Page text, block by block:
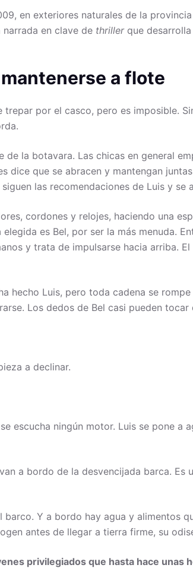
en exteriores naturales de la
narrada en clave de thriller que
a flote
trepar por el casco, pero es imposible.
la botavara. Las chicas en general
dice que se abracen y mantengan
las recomendaciones de Luis y se
cordones y relojes, haciendo una
es Bel, por ser la más menuda.
y trata de impulsarse hacia arriba.
hecho Luis, pero toda cadena se
Los dedos de Bel casi pueden
a declinar.
escucha ningún motor. Luis se pone a
a bordo de la desvencijada barca. Es
Y a bordo hay agua y alimentos
antes de llegar a tierra firme, su
privilegiados que hasta hace unas